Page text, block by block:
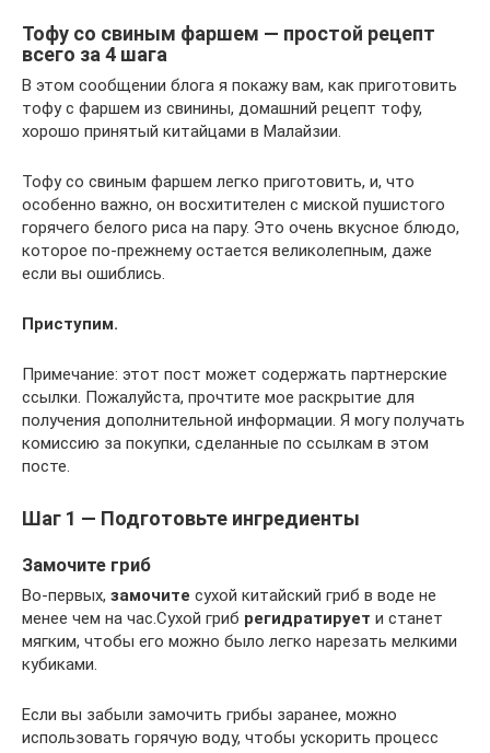
Тофу со свиным фаршем — простой рецепт
всего за 4 шага
В этом сообщении блога я покажу вам, как приготовить
тофу с фаршем из свинины, домашний рецепт тофу,
хорошо принятый китайцами в Малайзии.
Тофу со свиным фаршем легко приготовить, и, что
особенно важно, он восхитителен с миской пушистого
горячего белого риса на пару. Это очень вкусное блюдо,
которое по-прежнему остается великолепным, даже
если вы ошиблись.
Приступим.
Примечание: этот пост может содержать партнерские
ссылки. Пожалуйста, прочтите мое раскрытие для
получения дополнительной информации. Я могу получать
комиссию за покупки, сделанные по ссылкам в этом
посте.
Шаг 1 — Подготовьте ингредиенты
Замочите гриб
Во-первых, замочите сухой китайский гриб в воде не
менее чем на час.Сухой гриб регидратирует и станет
мягким, чтобы его можно было легко нарезать мелкими
кубиками.
Если вы забыли замочить грибы заранее, можно
использовать горячую воду, чтобы ускорить процесс